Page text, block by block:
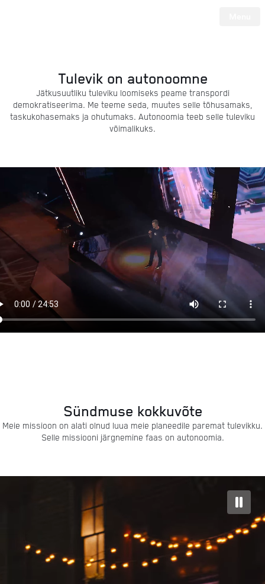
Tulevik on autonoomne
Jätkusuutliku tuleviku loomiseks peame transpordi
demokratiseerima. Me teeme seda, muutes selle tõhusamaks,
taskukohasemaks ja ohutumaks. Autonoomia teeb selle tuleviku
võimalikuks.
Sündmuse kokkuvõte
Meie missioon on alati olnud luua meie planeedile paremat tulevikku.
Selle missiooni järgnemine faas on autonoomia.